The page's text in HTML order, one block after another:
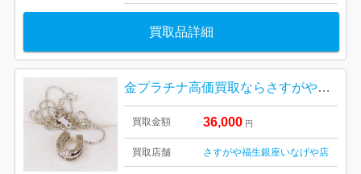
買取品詳細
金プラチナ高価買取ならさすがや福生銀座いなげや店！| 羽村市神明台| K18WG メレダイヤ0.05ct付ネックレス
買取金額 36,000 円
買取店舗 さすがや福生銀座いなげや店